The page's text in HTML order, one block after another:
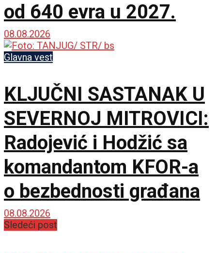
od 640 evra u 2027.
08.08.2026
Glavna vest
KLJUČNI SASTANAK U
SEVERNOJ MITROVICI:
Radojević i Hodžić sa
komandantom KFOR-a
o bezbednosti građana
08.08.2026
Sledeći post